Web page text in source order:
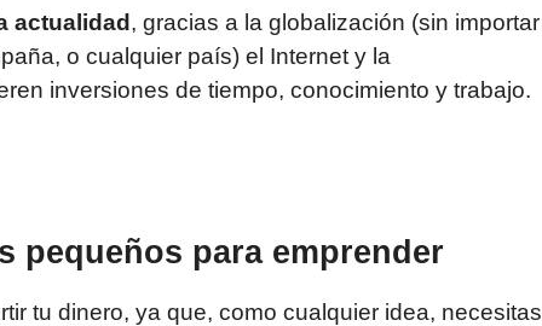
actualidad , gracias a la globalización (sin importar
o cualquier país) el Internet y la
inversiones de tiempo, conocimiento y trabajo.
pequeños para emprender
tu dinero, ya que, como cualquier idea, necesitas